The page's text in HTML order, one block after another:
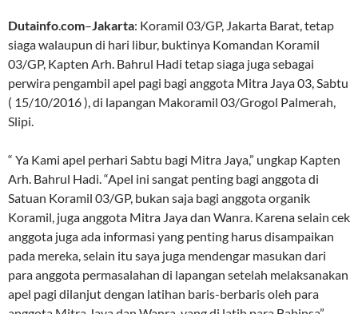
Dutainfo.com–Jakarta: Koramil 03/GP, Jakarta Barat, tetap
siaga walaupun di hari libur, buktinya Komandan Koramil
03/GP, Kapten Arh. Bahrul Hadi tetap siaga juga sebagai
perwira pengambil apel pagi bagi anggota Mitra Jaya 03, Sabtu
( 15/10/2016 ), di lapangan Makoramil 03/Grogol Palmerah,
Slipi.
“ Ya Kami apel perhari Sabtu bagi Mitra Jaya,” ungkap Kapten
Arh. Bahrul Hadi. “Apel ini sangat penting bagi anggota di
Satuan Koramil 03/GP, bukan saja bagi anggota organik
Koramil, juga anggota Mitra Jaya dan Wanra. Karena selain cek
anggota juga ada informasi yang penting harus disampaikan
pada mereka, selain itu saya juga mendengar masukan dari
para anggota permasalahan di lapangan setelah melaksanakan
apel pagi dilanjut dengan latihan baris-berbaris oleh para